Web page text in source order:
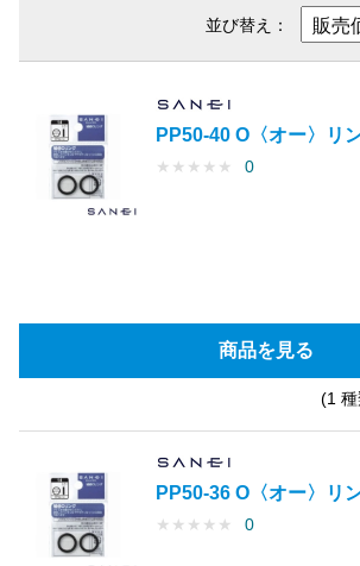
並び替え：
PP50-40 O〈オー〉リ
★ ★ ★ ★ ★ 0
商品を見る
(1
PP50-36 O〈オー〉リ
★ ★ ★ ★ ★ 0